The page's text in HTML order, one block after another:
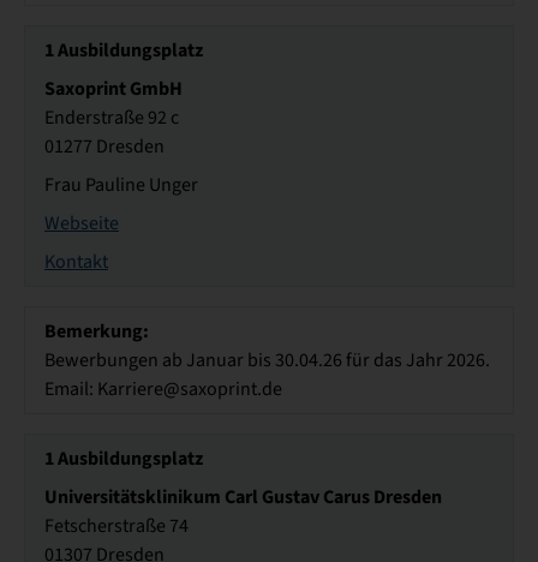
1Ausbildungsplatz
Saxoprint GmbH
Enderstraße 92 c
01277 Dresden
Frau Pauline Unger
Webseite
Kontakt
Bemerkung:
Bewerbungen ab Januar bis 30.04.26 für das Jahr 2026.
Email: Karriere@saxoprint.de
1Ausbildungsplatz
Universitätsklinikum Carl Gustav Carus Dresden
Fetscherstraße 74
01307 Dresden